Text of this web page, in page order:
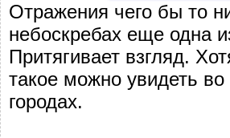
Отражения чего бы то
небоскребах еще одна
Притягивает взгляд.
такое можно увидеть во
городах.